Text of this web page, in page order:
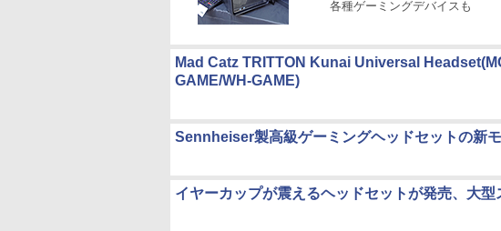
各種ゲーミングデバイスも
Mad Catz TRITTON Kunai Universal
GAME/WH-GAME)
Sennheiser製高級ゲーミングヘッドセットの新
イヤーカップが震えるヘッドセットが発売、大